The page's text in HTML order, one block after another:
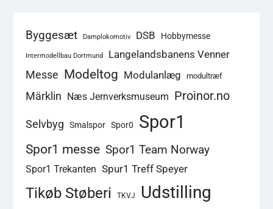
Byggesæt Damplokomotiv DSB Hobbymesse
Intermodellbau Dortmund
Langelandsbanens Venner
Messe Modeltog Modulanlæg modultræf
Märklin Næs Jernverksmuseum Proinor.no
Selvbyg Smalspor Spor0 Spor1
Spor1 messe Spor1 Team Norway
Spor1 Trekanten Spur1 Treff Speyer
Tikøb Støberi TKVJ Udstilling